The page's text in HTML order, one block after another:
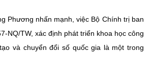
Phương nhấn mạnh, việc Bộ Chính trị ban
NQ/TW, xác định phát triển khoa học công
và chuyển đổi số quốc gia là một trong